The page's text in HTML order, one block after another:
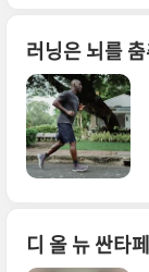
러닝은 뇌를